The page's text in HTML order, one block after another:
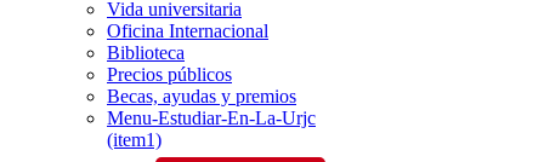
Vida universitaria
Oficina Internacional
Biblioteca
Precios públicos
Becas, ayudas y premios
Menu-Estudiar-En-La-Urjc
(item1)